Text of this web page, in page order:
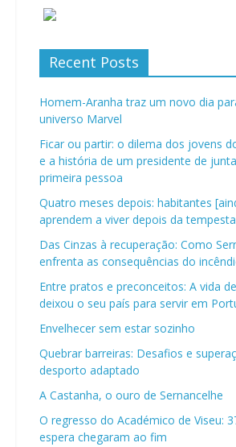
Recent Posts
Homem-Aranha traz um novo dia
universo Marvel
Ficar ou partir: o dilema dos jovens
e a história de um presidente de
primeira pessoa
Quatro meses depois: habitantes
aprendem a viver depois da
Das Cinzas à recuperação: Como
enfrenta as consequências do
Entre pratos e preconceitos: A vida
deixou o seu país para servir em
Envelhecer sem estar sozinho
Quebrar barreiras: Desafios e
desporto adaptado
A Castanha, o ouro de Sernancelhe
O regresso do Académico de Viseu:
espera chegaram ao fim